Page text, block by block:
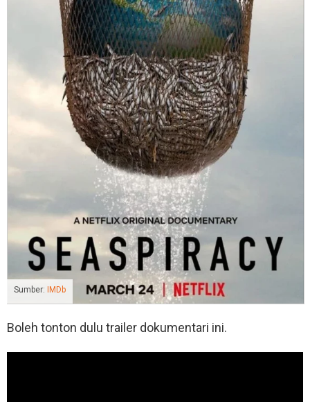
Sumber: IMDb
Boleh tonton dulu trailer dokumentari ini.